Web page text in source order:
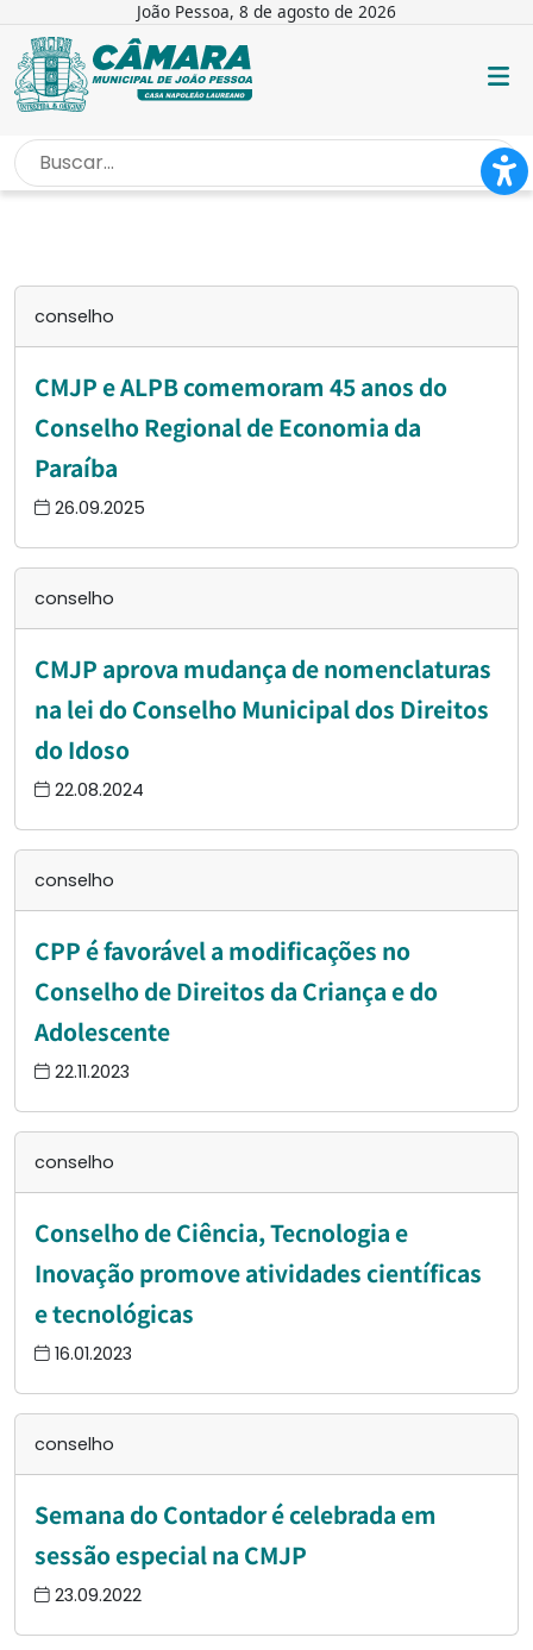
João Pessoa, 8 de agosto de 2026
INÍCIO /
conselho
CMJP e ALPB comemoram 45 anos do
Conselho Regional de Economia da
Paraíba
26.09.2025
conselho
CMJP aprova mudança de nomenclaturas
na lei do Conselho Municipal dos Direitos
do Idoso
22.08.2024
conselho
CPP é favorável a modificações no
Conselho de Direitos da Criança e do
Adolescente
22.11.2023
conselho
Conselho de Ciência, Tecnologia e
Inovação promove atividades científicas
e tecnológicas
16.01.2023
conselho
Semana do Contador é celebrada em
sessão especial na CMJP
23.09.2022